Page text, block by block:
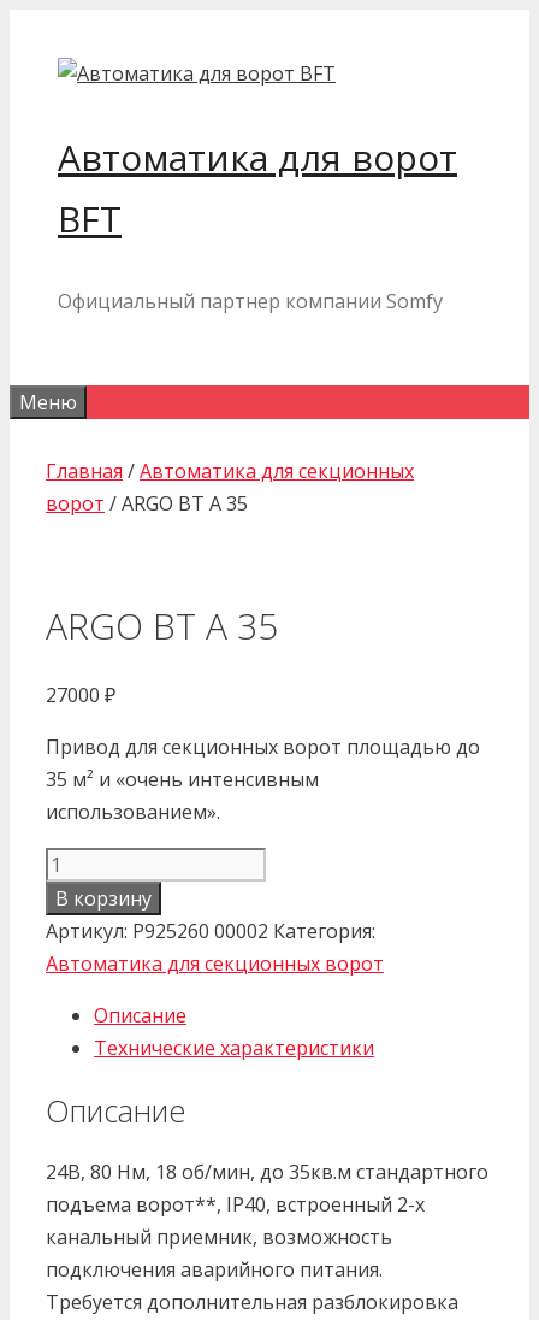
содержимому
Автоматика для ворот
BFT
Официальный партнер компании Somfy
Меню
Главная /Автоматика для секционных
ворот / ARGO BT A 35
ARGO BT A 35
27000 ₽
Привод для секционных ворот площадью до
35 м² и «очень интенсивным
использованием».
Количество
товара
ARGO
BT
В корзину
Артикул: P925260 00002 Категория:
Автоматика для секционных ворот
Описание
Технические характеристики
Описание
24В, 80 Нм, 18 об/мин, до 35кв.м стандартного
подъема ворот**, IP40, встроенный 2-х
канальный приемник, возможность
подключения аварийного питания.
Требуется дополнительная разблокировка